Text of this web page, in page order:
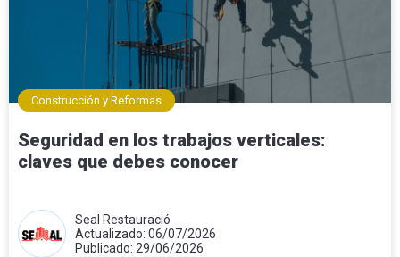
Construcción y Reformas
Seguridad en los trabajos verticales:
claves que debes conocer
Seal Restauració
Actualizado: 06/07/2026
Publicado: 29/06/2026